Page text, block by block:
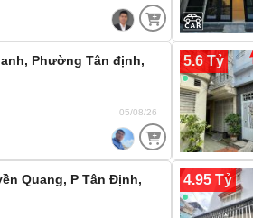
Phường Tân định,
05/08/26
5.6 Tỷ
Quang, P Tân Định,
4.95 Tỷ